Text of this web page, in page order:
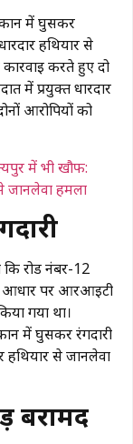
में घुसकर
हथियार से
करते हुए दो
में प्रयुक्त धारदार
आरोपियों को
में भी खौफ:
जानलेवा हमला
कि रोड नंबर-12
आधार पर आरआईटी
गया था।
में घुसकर रंगदारी
हथियार से जानलेवा
बरामद